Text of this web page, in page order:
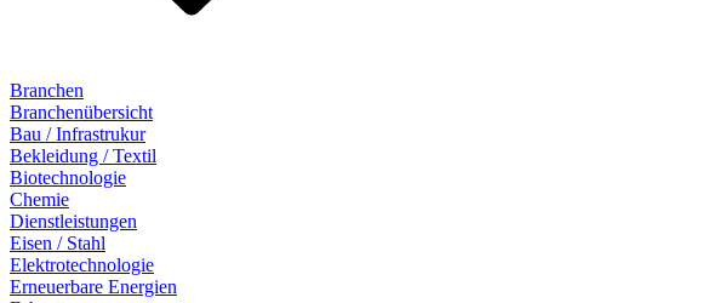
Branchen
Branchenübersicht
Bau / Infrastrukur
Bekleidung / Textil
Biotechnologie
Chemie
Dienstleistungen
Eisen / Stahl
Elektrotechnologie
Erneuerbare Energien